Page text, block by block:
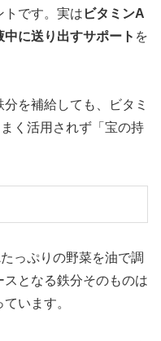
トです。実は ビタミンA
に送り出すサポート を
を補給しても、ビタミ
く活用されず「宝の持
っぷりの野菜を油で調
となる鉄分そのものは
います。